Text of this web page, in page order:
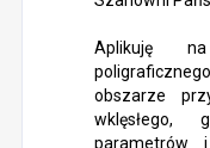
Aplikuję
obszarze
parametrów